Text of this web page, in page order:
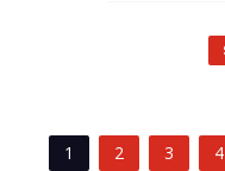
1 2 3 4